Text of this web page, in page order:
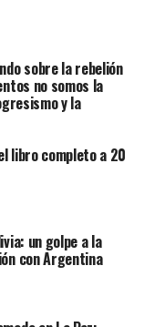
sobre la rebelión
no somos la
y la
libro completo a 20
un golpe a la
con Argentina